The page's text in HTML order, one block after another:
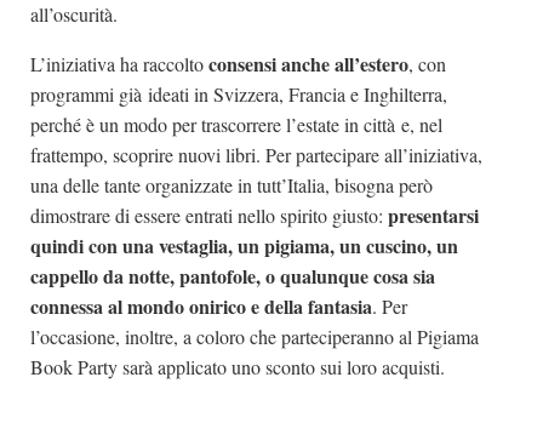
all’oscurità.
L’iniziativa ha raccoltoconsensi anche all’estero, con
programmi già ideati in Svizzera, Francia e Inghilterra,
perché è un modo per trascorrere l’estate in città e, nel
frattempo, scoprire nuovi libri. Per partecipare all’iniziativa,
una delle tante organizzate in tutt’Italia, bisogna però
dimostrare di essere entrati nello spirito giusto: presentarsi
quindi con una vestaglia, un pigiama, un cuscino, un
cappello da notte, pantofole, o qualunque cosa sia
connessa al mondo onirico e della fantasia. Per
l’occasione, inoltre, a coloro che parteciperanno al Pigiama
Book Party sarà applicato uno sconto sui loro acquisti.